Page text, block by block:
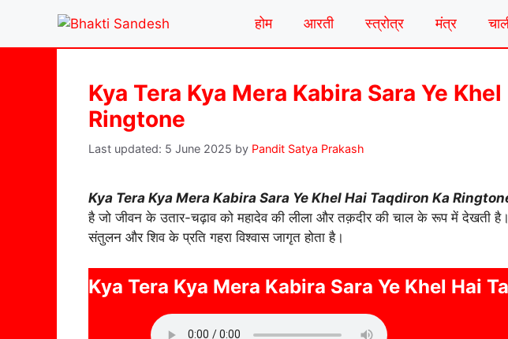
content
होम आरती स्त्रोत्र मंत्र
Kya Tera Kya Mera Kabira Sara Ye
Ringtone
5 June 2025 by Pandit Satya Prakash
Kya Tera Kya Mera Kabira Sara Ye Khel Hai Taqdiron Ka
है जो जीवन के उतार-चढ़ाव को महादेव की लीला और तक़दीर की चाल के रूप में देखती है।
संतुलन और शिव के प्रति गहरा विश्वास जागृत होता है।
Kya Tera Kya Mera Kabira Sara Ye Khel Hai